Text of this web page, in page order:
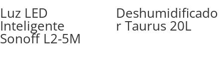
Luz LED
Inteligente
Sonoff L2-5M
Deshumidificado
r Taurus 20L